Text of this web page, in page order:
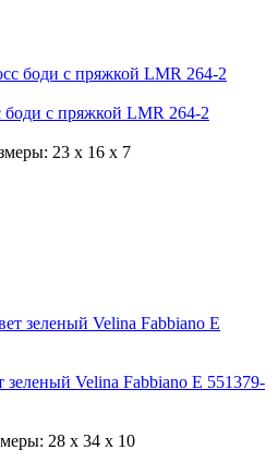
боди с пряжкой LMR 264-2
23 x 16 x 7
Velina Fabbiano E 551379-
28 x 34 x 10